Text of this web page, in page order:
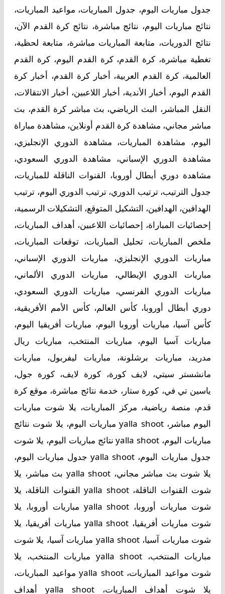
جدول مباريات اليوم، جدول المباريات، مواعيد المباريات،
نتائج مباريات اليوم، نتائج مباشرة، نتائج كرة القدم الآن،
نتائج الدوريات، متابعة المباريات مباشرة، متابعة لحظية،
تغطية مباشرة، كرة القدم، كرة القدم اليوم، كرة القدم
العالمية، كرة القدم العربية، أخبار كرة القدم، أخبار كرة
القدم اليوم، أخبار الأندية، أخبار اللاعبين، أخبار الانتقالات،
النقل المباشر، البث الرياضي، بث مباشر كرة القدم، بث
مباشر مجاني، مشاهدة كرة القدم أونلاين، مشاهدة مباراة
اليوم، مشاهدة المباريات، مشاهدة الدوري الإنجليزي،
مشاهدة الدوري الإسباني، مشاهدة الدوري السعودي،
مشاهدة دوري أبطال أوروبا، القنوات الناقلة للمباريات،
جدول الترتيب، ترتيب الدوري، ترتيب الدوري اليوم، ترتيب
الهدافين، الهدافين، التشكيل المتوقع، التشكيلات الرسمية،
إحصائيات المباراة، إحصائيات اللاعبين، أهداف المباريات،
ملخص المباريات، تحليل المباريات، توقعات المباريات،
مباريات الدوري الإنجليزي، مباريات الدوري الإسباني،
مباريات الدوري الإيطالي، مباريات الدوري الألماني،
مباريات الدوري الفرنسي، مباريات الدوري السعودي،
دوري أبطال أوروبا، كأس العالم، كأس الأمم الأفريقية،
كأس آسيا، مباريات أوروبا اليوم، مباريات أفريقيا اليوم،
مباريات آسيا اليوم، مباريات المنتخب، مباريات ريال
مدريد، مباريات برشلونة، مباريات ليفربول، مباريات
مانشستر سيتي، لايف كورة، كورة لايف، كورة جول،
ياسين تي في، كورة ستار، خدمة نتائج مباشرة، موقع كرة
قدم، منصة رياضية، مركز المباريات، يلا شوت مباريات
اليوم مباشر، yalla shoot مباريات اليوم، يلا شوت نتائج
مباريات اليوم، yalla shoot نتائج مباريات اليوم، يلا شوت
جدول مباريات اليوم، yalla shoot جدول مباريات اليوم،
يلا شوت بث مباشر مجاني، yalla shoot بث مباشر، يلا
شوت القنوات الناقلة، yalla shoot القنوات الناقلة، يلا
شوت مباريات أوروبا، yalla shoot مباريات أوروبا، يلا
شوت مباريات أفريقيا، yalla shoot مباريات أفريقيا، يلا
شوت مباريات آسيا، yalla shoot مباريات آسيا، يلا شوت
مباريات المنتخب، yalla shoot مباريات المنتخب، يلا
شوت مواعيد المباريات، yalla shoot مواعيد المباريات،
يلا شوت أهداف المباريات، yalla shoot أهداف